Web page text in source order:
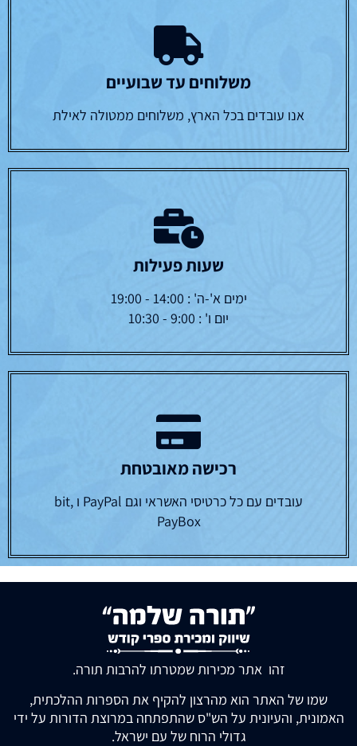
משלוחים עד שבועיים
אנו עובדים בכל הארץ, משלוחים ממטולה לאילת
שעות פעילות
ימים א'-ה' : 14:00 - 19:00
יום ו' : 9:00 - 10:30
רכישה מאובטחת
עובדים עם כל כרטיסי האשראי וגם PayPal ו bit,
PayBox
זהו אתר מכירות שמטרתו להרבות תורה.
שמו של האתר הוא מהרצון להקיף את הספרות ההלכתית,
האמונית, והעיונית על הש"ס שהתפתחה במרוצת הדורות על ידי
גדולי הרוח של עם ישראל.